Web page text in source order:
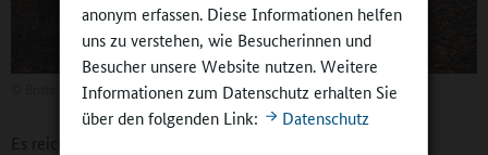
anonym erfassen. Diese Informationen helfen
uns zu verstehen, wie Besucherinnen und
Besucher unsere Website nutzen. Weitere
Informationen zum Datenschutz erhalten Sie
über den folgenden Link:
Datenschutz
Britta Hüning
Es reicht, wenn Lehrende sich an Knotenpunkten auf dem